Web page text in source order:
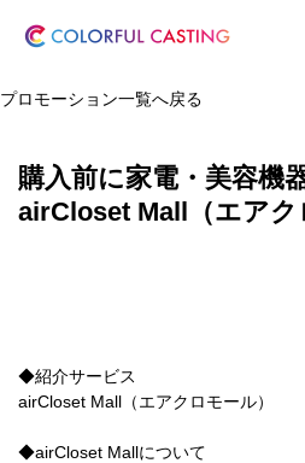
プロモーション一覧へ戻る
購入前に家電・美容機
airCloset Mall（エアク
◆紹介サービス
airCloset Mall（エアクロモール）
◆airCloset Mallについて